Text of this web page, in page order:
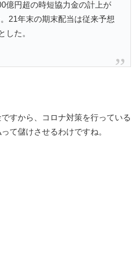
億円超の時短協力金の計上が
21年末の期末配当は従来予想
した。
すから、コロナ対策を行っている
て儲けさせるわけですね。